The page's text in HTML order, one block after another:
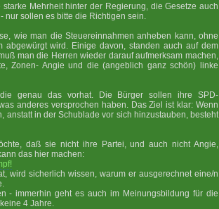
Mehrheit hinter der Regierung, die Gesetze auch
nur sollen es bitte die Richtigen sein.
wie man die Steuereinnahmen anheben kann, ohne
wird. Einige davon, standen auch auf dem
man die Herren wieder darauf aufmerksam machen,
Zonen- Angie und die (angeblich ganz schön) linke
genau das vorhat. Die Bürger sollen ihre SPD-
anderes versprochen haben. Das Ziel ist klar: Wenn
anstatt in der Schublade vor sich hinzustauben, besteht
daß sie nicht ihre Partei, und auch nicht Angie,
das hier machen:
wird sicherlich wissen, warum er ausgerechnet eine/n
- immerhin geht es auch im Meinungsbildung für die
4 Jahre.